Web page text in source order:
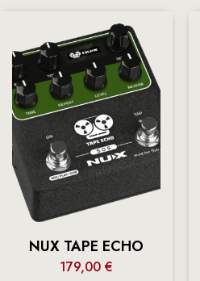
NUX TAPE ECHO
179,00 €